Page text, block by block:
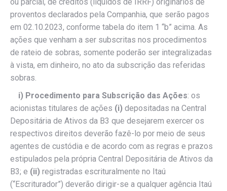
proventos declarados pela Companhia, que serão pagos
em 02.10.2023, conforme tabela do item 1 “b” acima. As
ações que venham a ser subscritas nos procedimentos
de rateio de sobras, somente poderão ser integralizadas
à vista, em dinheiro, no ato da subscrição das referidas
sobras.
i) Procedimento para Subscrição das Ações: os
acionistas titulares de ações (i) depositadas na Central
Depositária de Ativos da B3 que desejarem exercer os
respectivos direitos deverão fazê-lo por meio de seus
agentes de custódia e de acordo com as regras e prazos
estipulados pela própria Central Depositária de Ativos da
B3; e (ii) registradas escrituralmente no Itaú
(“Escriturador”) deverão dirigir-se a qualquer agência Itaú